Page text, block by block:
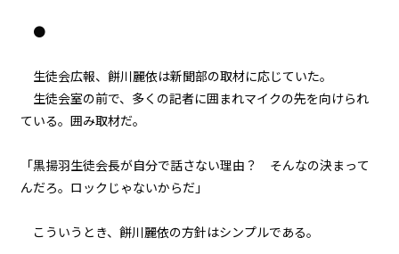
ギルド委員会（３）
一章
一章
●
生徒会広報、餅川麗依は新聞部の取材に応じていた。
生徒会室の前で、多くの記者に囲まれマイクの先を向けられ
ている。囲み取材だ。
「黒揚羽生徒会長が自分で話さない理由？ そんなの決まって
んだろ。――ロックじゃないからだ」
こういうとき、餅川麗依の方針はシンプルである。